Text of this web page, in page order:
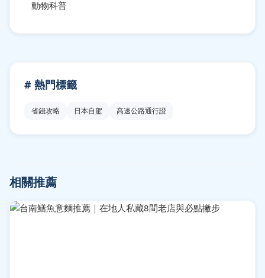
動物科普
# 熱門標籤
省錢攻略 日本自駕 高速公路通行證
相關推薦